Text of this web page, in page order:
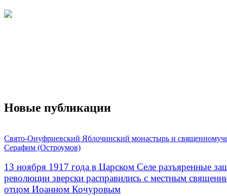
Новые публикации
Свято-Онуфриевский Яблочинский монастырь и
Серафим (Остроумов)
13 ноября 1917 года в Царском Селе разъяренные
революции зверски расправились с местным
отцом Иоанном Кочуровым